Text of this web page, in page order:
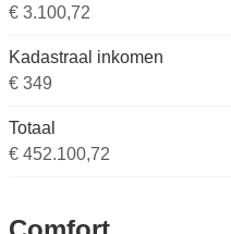
€ 3.100,72
Kadastraal inkomen
€ 349
Totaal
€ 452.100,72